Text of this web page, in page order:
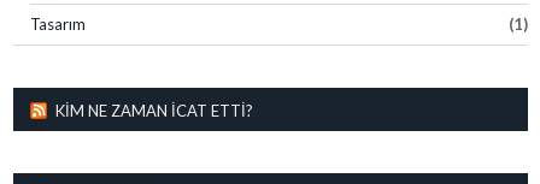
Tasarım (1)
KIM NE ZAMAN İCAT ETTI?